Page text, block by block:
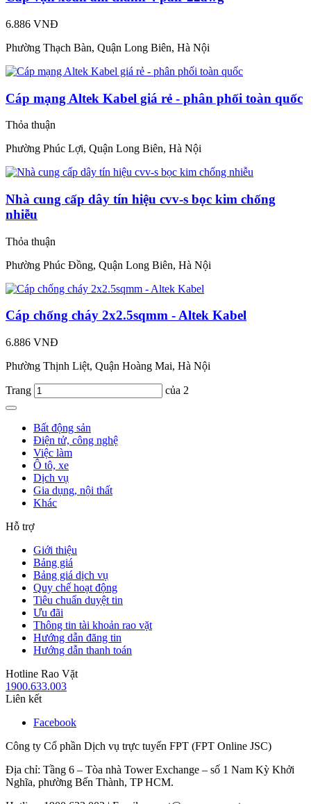
6.886 VNĐ
Phường Thạch Bàn, Quận Long Biên, Hà Nội
Cáp mạng Altek Kabel giá rẻ - phân phối toàn quốc
Thỏa thuận
Phường Phúc Lợi, Quận Long Biên, Hà Nội
Nhà cung cấp dây tín hiệu cvv-s bọc kim chống
nhiễu
Thỏa thuận
Phường Phúc Đồng, Quận Long Biên, Hà Nội
Cáp chống cháy 2x2.5sqmm - Altek Kabel
6.886 VNĐ
Phường Thịnh Liệt, Quận Hoàng Mai, Hà Nội
Trang của 2
Bất động sản
Điện tử, công nghệ
Việc làm
Ô tô, xe
Dịch vụ
Gia dụng, nội thất
Khác
Hỗ trợ
Giới thiệu
Bảng giá
Bảng giá dịch vụ
Quy chế hoạt động
Tiêu chuẩn duyệt tin
Ưu đãi
Thông tin tài khoản rao vặt
Hướng dẫn đăng tin
Hướng dẫn thanh toán
Hotline Rao Vặt
1900.633.003
Liên kết
Facebook
Công ty Cổ phần Dịch vụ trực tuyến FPT (FPT Online JSC)
Địa chỉ: Tầng 6 – Tòa nhà Tower Exchange – số 1 Nam Kỳ Khởi
Nghĩa, phường Bến Thành, TP HCM.